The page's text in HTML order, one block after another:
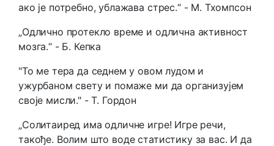
ако је потребно, ублажава стрес.“ - М. Тхомпсон
„Одлично протекло време и одлична активност
мозга.“ - Б. Кепка
"То ме тера да седнем у овом лудом и
ужурбаном свету и помаже ми да организујем
своје мисли." - Т. Гордон
„Солитаиред има одличне игре! Игре речи,
такође. Волим што воде статистику за вас. И да